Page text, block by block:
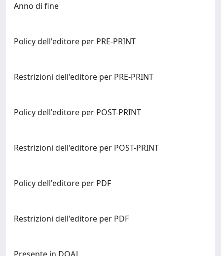
Anno di fine
Policy dell'editore per PRE-PRINT
Restrizioni dell'editore per PRE-PRINT
Policy dell'editore per POST-PRINT
Restrizioni dell'editore per POST-PRINT
Policy dell'editore per PDF
Restrizioni dell'editore per PDF